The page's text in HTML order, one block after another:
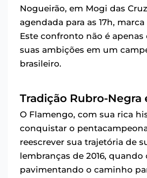
Nogueirão, em Mogi das
agendada para as 17h,
Este confronto não é
suas ambições em um
brasileiro.
Tradição Rubro-
O Flamengo, com sua rica
conquistar o
reescrever sua trajetória de
lembranças de 2016,
pavimentando o caminho